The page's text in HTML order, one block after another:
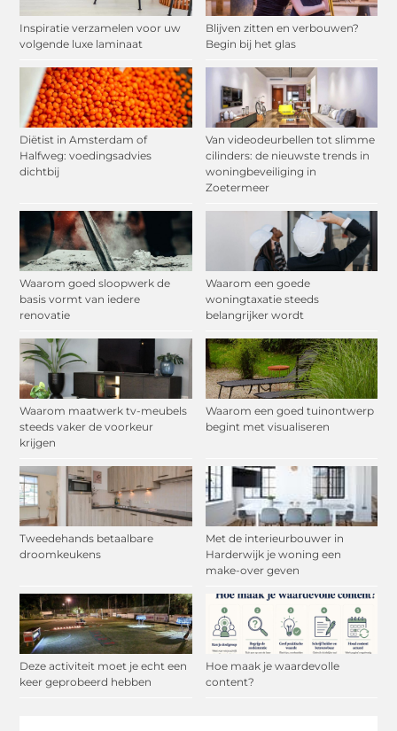
Inspiratie verzamelen voor uw
volgende luxe laminaat
Blijven zitten en verbouwen?
Begin bij het glas
Diëtist in Amsterdam of
Halfweg: voedingsadvies
dichtbij
Van videodeurbellen tot slimme
cilinders: de nieuwste trends in
woningbeveiliging in
Zoetermeer
Waarom goed sloopwerk de
basis vormt van iedere
renovatie
Waarom een goede
woningtaxatie steeds
belangrijker wordt
Waarom maatwerk tv-meubels
steeds vaker de voorkeur
krijgen
Waarom een goed tuinontwerp
begint met visualiseren
Tweedehands betaalbare
droomkeukens
Met de interieurbouwer in
Harderwijk je woning een
make-over geven
Deze activiteit moet je echt een
keer geprobeerd hebben
Hoe maak je waardevolle
content?